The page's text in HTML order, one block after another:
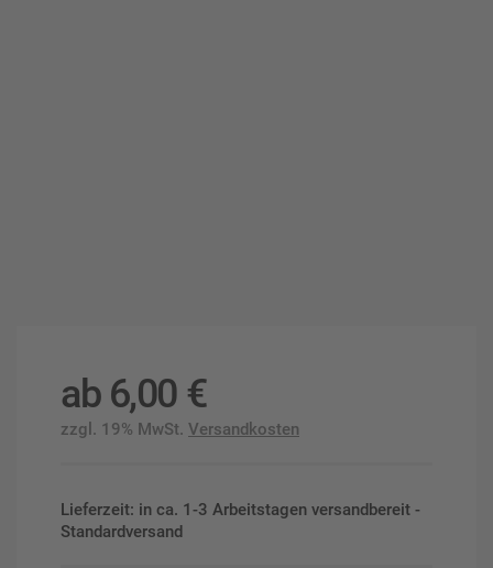
ab 6,00 €
zzgl. 19% MwSt. Versandkosten
Lieferzeit: in ca. 1-3 Arbeitstagen versandbereit -
Standardversand